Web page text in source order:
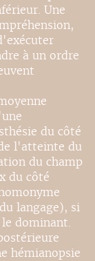
Une
à un ordre
du côté
l'atteinte du
du champ
du côté
langage), si
dominant.
hémianopsie